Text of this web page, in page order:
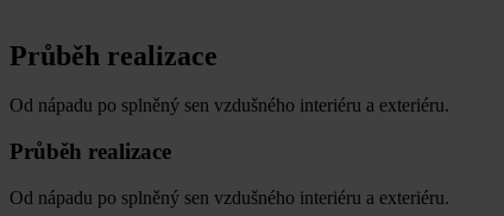
Průběh realizace
Od nápadu po splněný sen vzdušného interiéru a exteriéru.
Průběh realizace
Od nápadu po splněný sen vzdušného interiéru a exteriéru.